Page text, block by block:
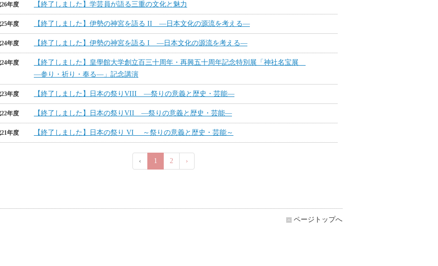
年度 【終了しました】学芸員が語る三重の文化と魅力
年度 【終了しました】伊勢の神宮を語る II ―日本文化の源流を考える―
年度 【終了しました】伊勢の神宮を語る I ―日本文化の源流を考える―
年度
【終了しました】皇學館大学創立百三十周年・再興五十周年記念特別展「神社名宝展
―参り・祈り・奉る―」記念講演
年度 【終了しました】日本の祭りVIII ―祭りの意義と歴史・芸能―
年度 【終了しました】日本の祭りVII ―祭りの意義と歴史・芸能―
年度 【終了しました】日本の祭り VI ～祭りの意義と歴史・芸能～
‹ 1 2 ›
ページトップへ